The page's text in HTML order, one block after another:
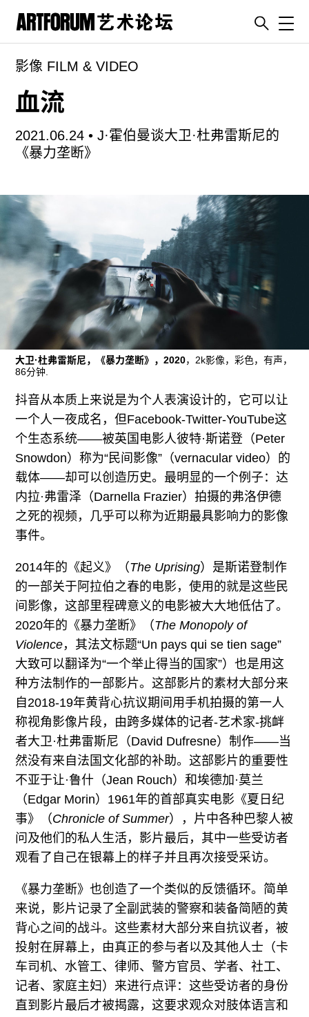
artguide
新闻
展评
杂志
ENGLISH
ART & EDUCATION
广告
订阅
往期内容
联系我们
关注我们
影像 FILM & VIDEO
血流
2021.06.24 •J·霍伯曼谈大卫·杜弗雷斯尼的
《暴力垄断》
大卫·杜弗雷斯尼，《暴力垄断》，2020，2k影像，彩色，有声，
86分钟.
抖音从本质上来说是为个人表演设计的，它可以让
一个人一夜成名，但Facebook-Twitter-YouTube这
个生态系统——被英国电影人彼特·斯诺登（Peter
Snowdon）称为“民间影像”（vernacular video）的
载体——却可以创造历史。最明显的一个例子：达
内拉·弗雷泽（Darnella Frazier）拍摄的弗洛伊德
之死的视频，几乎可以称为近期最具影响力的影像
事件。
2014年的《起义》（The Uprising）是斯诺登制作
的一部关于阿拉伯之春的电影，使用的就是这些民
间影像，这部里程碑意义的电影被大大地低估了。
2020年的《暴力垄断》（The Monopoly of
Violence，其法文标题“Un pays qui se tien sage”
大致可以翻译为“一个举止得当的国家”）也是用这
种方法制作的一部影片。这部影片的素材大部分来
自2018-19年黄背心抗议期间用手机拍摄的第一人
称视角影像片段，由跨多媒体的记者-艺术家-挑衅
者大卫·杜弗雷斯尼（David Dufresne）制作——当
然没有来自法国文化部的补助。这部影片的重要性
不亚于让·鲁什（Jean Rouch）和埃德加·莫兰
（Edgar Morin）1961年的首部真实电影《夏日纪
事》（Chronicle of Summer），片中各种巴黎人被
问及他们的私人生活，影片最后，其中一些受访者
观看了自己在银幕上的样子并且再次接受采访。
《暴力垄断》也创造了一个类似的反馈循环。简单
来说，影片记录了全副武装的警察和装备简陋的黄
背心之间的战斗。这些素材大部分来自抗议者，被
投射在屏幕上，由真正的参与者以及其他人士（卡
车司机、水管工、律师、警方官员、学者、社工、
记者、家庭主妇）来进行点评：这些受访者的身份
直到影片最后才被揭露，这要求观众对肢体语言和